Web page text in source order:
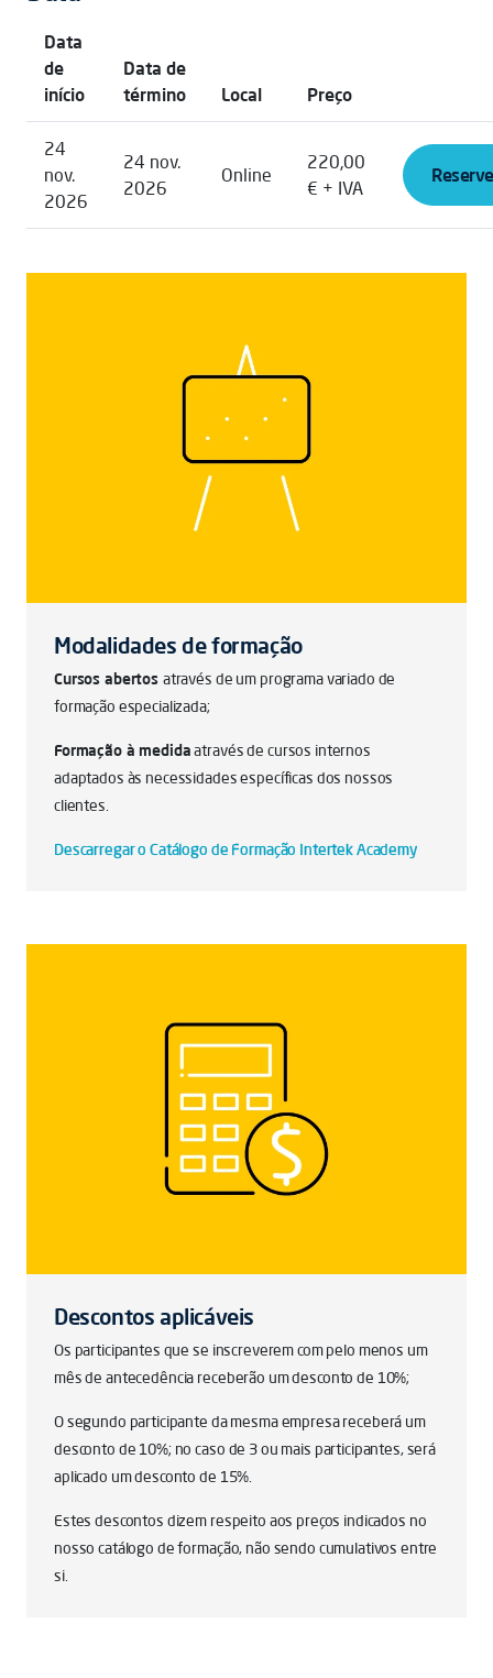
Data
de
início
Data de
término
Local Preço
24
nov.
2026
24 nov.
2026
Online
220,00
€ + IVA
Modalidades de formação
Cursos abertos através de um programa variado de
formação especializada;
Formação à medidaatravés de cursos internos
adaptados às necessidades específicas dos nossos
clientes.
Descarregar o Catálogo de Formação Intertek Academy
Descontos aplicáveis
Os participantes que se inscreverem com pelo menos um
mês de antecedência receberão um desconto de 10%;
O segundo participante da mesma empresa receberá um
desconto de 10%; no caso de 3 ou mais participantes, será
aplicado um desconto de 15%.
Estes descontos dizem respeito aos preços indicados no
nosso catálogo de formação, não sendo cumulativos entre
si.